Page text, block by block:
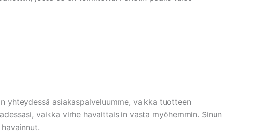
yhteydessä asiakaspalveluumme, vaikka tuotteen
vaikka virhe havaittaisiin vasta myöhemmin. Sinun